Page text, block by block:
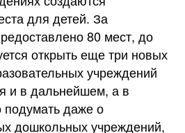
для детей. За
80 мест, до
открыть еще три новых
учреждений
и в дальнейшем, а в
подумать даже о
дошкольных учреждений,